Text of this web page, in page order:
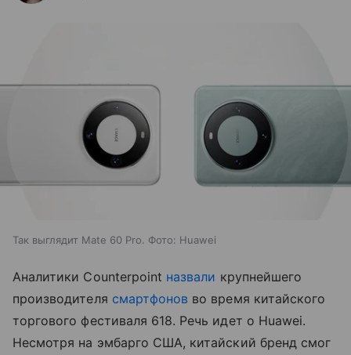
Так выглядит Mate 60 Pro. Фото: Huawei
Аналитики Counterpoint назвали крупнейшего
производителя смартфонов во время китайского
торгового фестиваля 618. Речь идет о Huawei.
Несмотря на эмбарго США, китайский бренд смог